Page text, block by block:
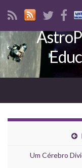
Search
Um Cérebro